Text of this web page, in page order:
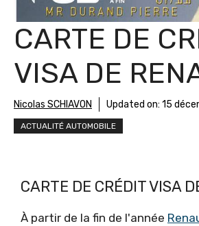
CARTE DE
VISA DE
Nicolas SCHIAVON Updated on: 15
ACTUALITÉ AUTOMOBILE
CARTE DE CRÉDIT VISA
À partir de la fin de l'année